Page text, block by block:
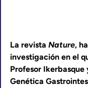
La revista Nature,
investigación en el
Profesor Ikerbasque
Genética